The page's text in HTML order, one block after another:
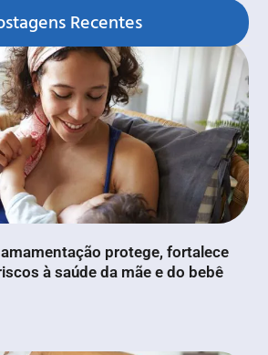
Recentes
protege, fortalece
à saúde da mãe e do bebê